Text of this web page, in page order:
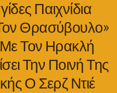
Παιχνίδια
Θρασύβουλο»
Με Τον Ηρακλή
Την Ποινή Της
Ο Σερζ Ντιέ